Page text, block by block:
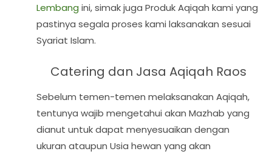
Lembang ini, simak juga Produk Aqiqah kami yang
pastinya segala proses kami laksanakan sesuai
Syariat Islam.
Catering dan Jasa Aqiqah Raos
Sebelum temen-temen melaksanakan Aqiqah,
tentunya wajib mengetahui akan Mazhab yang
dianut untuk dapat menyesuaikan dengan
ukuran ataupun Usia hewan yang akan